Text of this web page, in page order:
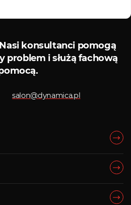
konsultanci pomogą
problem i służą fachową
salon@dynamica.pl